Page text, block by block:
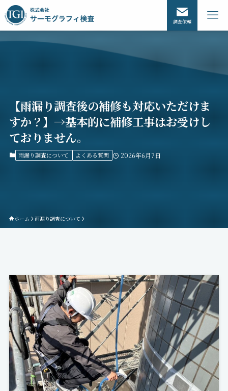
調査依頼
【雨漏り調査後の補修も対応いただけま
すか？】→基本的に補修工事はお受けし
ておりません。
雨漏り調査について よくある質問 2026年6月7日
ホーム 雨漏り調査について